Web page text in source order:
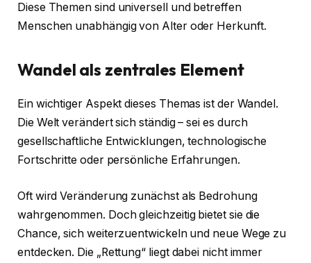
Diese Themen sind universell und betreffen
Menschen unabhängig von Alter oder Herkunft.
Wandel als zentrales Element
Ein wichtiger Aspekt dieses Themas ist der Wandel.
Die Welt verändert sich ständig – sei es durch
gesellschaftliche Entwicklungen, technologische
Fortschritte oder persönliche Erfahrungen.
Oft wird Veränderung zunächst als Bedrohung
wahrgenommen. Doch gleichzeitig bietet sie die
Chance, sich weiterzuentwickeln und neue Wege zu
entdecken. Die „Rettung“ liegt dabei nicht immer